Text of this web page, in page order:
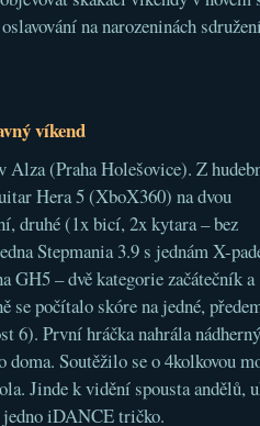
na narozeninách
víkend
Alza (Praha Holešovice). Z
Hera 5 (XboX360) na dvou
druhé (1x bicí, 2x kytara – bez
Stepmania 3.9 s jednám X-
GH5 – dvě kategorie začátečník a
se počítalo skóre na jedné,
6). První hráčka nahrála
Soutěžilo se o 4kolkovou
Jinde k vidění spousta andělů,
jedno iDANCE tričko.